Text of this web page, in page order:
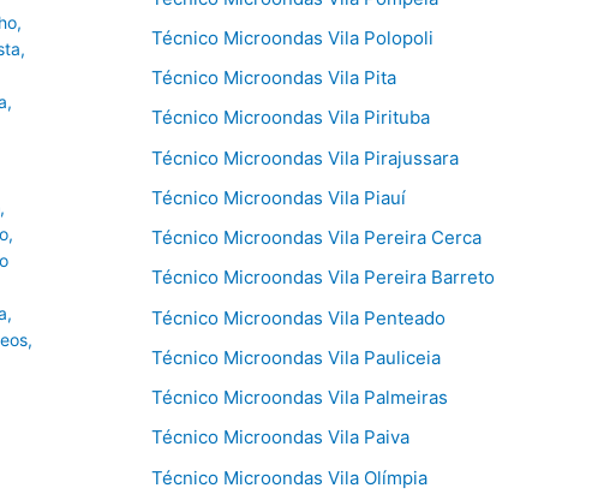
,
,
,
,
,
,
,
Técnico Microondas Vila Polopoli
Técnico Microondas Vila Pita
Técnico Microondas Vila Pirituba
Técnico Microondas Vila Pirajussara
Técnico Microondas Vila Piauí
Técnico Microondas Vila Pereira Cerca
Técnico Microondas Vila Pereira Barreto
Técnico Microondas Vila Penteado
Técnico Microondas Vila Pauliceia
Técnico Microondas Vila Palmeiras
Técnico Microondas Vila Paiva
Técnico Microondas Vila Olímpia